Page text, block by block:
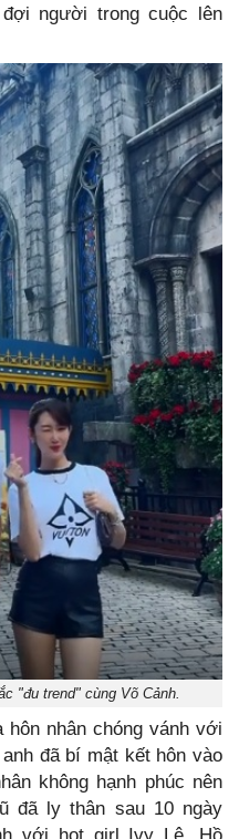
người trong cuộc lên
"đu trend" cùng Võ Cảnh.
hôn nhân chóng vánh với
đã bí mật kết hôn vào
không hạnh phúc nên
đã ly thân sau 10 ngày